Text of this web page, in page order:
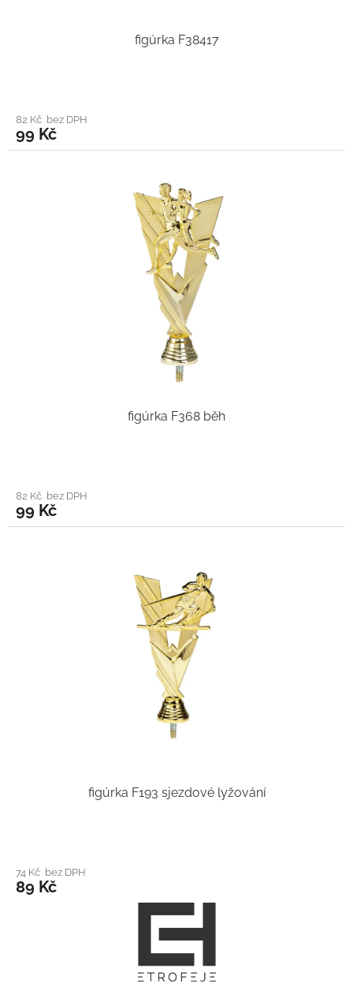
figúrka F38417
82 Kč bez DPH
99 Kč
figúrka F368 běh
82 Kč bez DPH
99 Kč
figúrka F193 sjezdové lyžování
74 Kč bez DPH
89 Kč